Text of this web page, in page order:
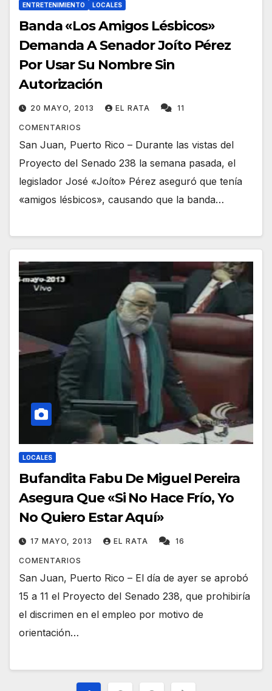
ENTRETENIMIENTO LOCALES
Banda «Los Amigos Lésbicos»
Demanda A Senador Joíto Pérez
Por Usar Su Nombre Sin
Autorización
20 MAYO, 2013 EL RATA 11
COMENTARIOS
San Juan, Puerto Rico – Durante las vistas del
Proyecto del Senado 238 la semana pasada, el
legislador José «Joíto» Pérez aseguró que tenía
«amigos lésbicos», causando que la banda…
LOCALES
Bufandita Fabu De Miguel Pereira
Asegura Que «Si No Hace Frío, Yo
No Quiero Estar Aquí»
17 MAYO, 2013 EL RATA 16
COMENTARIOS
San Juan, Puerto Rico – El día de ayer se aprobó
15 a 11 el Proyecto del Senado 238, que prohibiría
el discrimen en el empleo por motivo de
orientación…